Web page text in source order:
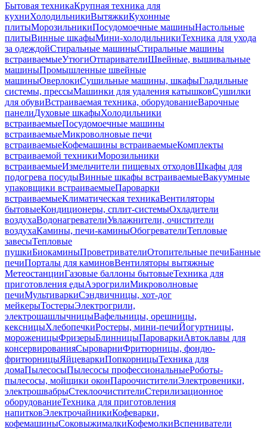
Бытовая техникаКрупная техника для
кухниХолодильникиВытяжкиКухонные
плитыМорозильникиПосудомоечные машиныНастольные
плитыВинные шкафыМини-холодильникиТехника для ухода
за одеждойСтиральные машиныСтиральные машины
встраиваемыеУтюгиОтпаривателиШвейные, вышивальные
машиныПромышленные швейные
машиныОверлокиСушильные машины, шкафыГладильные
системы, прессыМашинки для удаления катышковСушилки
для обувиВстраиваемая техника, оборудованиеВарочные
панелиДуховые шкафыХолодильники
встраиваемыеПосудомоечные машины
встраиваемыеМикроволновые печи
встраиваемыеКофемашины встраиваемыеКомплекты
встраиваемой техникиМорозильники
встраиваемыеИзмельчители пищевых отходовШкафы для
подогрева посудыВинные шкафы встраиваемыеВакуумные
упаковщики встраиваемыеПароварки
встраиваемыеКлиматическая техникаВентиляторы
бытовыеКондиционеры, сплит-системыОхладители
воздухаВодонагревателиУвлажнители, очистители
воздухаКамины, печи-каминыОбогревателиТепловые
завесыТепловые
пушкиБиокаминыПроветривателиОтопительные печиБанные
печиПорталы для каминовВентиляторы вытяжные
МетеостанцииГазовые баллоны бытовыеТехника для
приготовления едыАэрогрилиМикроволновые
печиМультиваркиСэндвичницы, хот-дог
мейкерыТостерыЭлектрогрили,
электрошашлычницыВафельницы, орешницы,
кексницыХлебопечкиРостеры, мини-печиЙогуртницы,
мороженицыФризерыБлинницыПароваркиАвтоклавы для
консервированияСыроварниФритюрницы, фондю-
фритюрницыЯйцеваркиПопкорницыТехника для
домаПылесосыПылесосы профессиональныеРоботы-
пылесосы, мойщики оконПароочистителиЭлектровеники,
электрошвабрыСтеклоочистителиСтерилизационное
оборудованиеТехника для приготовления
напитковЭлектрочайникиКофеварки,
кофемашиныСоковыжималкиКофемолкиВспениватели